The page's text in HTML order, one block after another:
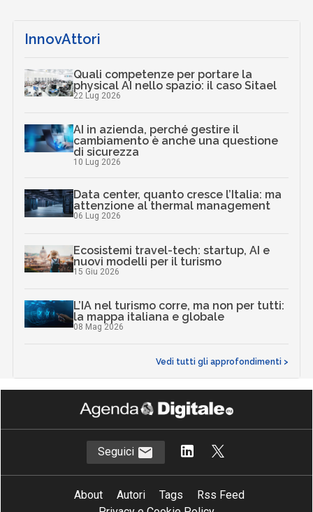
InnovAttori
Quali competenze per portare la
physical AI nello spazio: il caso Sitael
22 Lug 2026
AI in azienda, perché gestire il
cambiamento è anche una questione
di sicurezza
10 Lug 2026
Data center, quanto cresce l’Italia: ma
attenzione al thermal management
06 Lug 2026
Ecosistemi travel-tech: startup, AI e
nuovi modelli per il turismo
15 Giu 2026
L’IA nel turismo corre, ma non per tutti:
la mappa italiana e globale
08 Mag 2026
Vedi tutti gli approfondimenti >
Seguici
About Autori Tags
Rss Feed